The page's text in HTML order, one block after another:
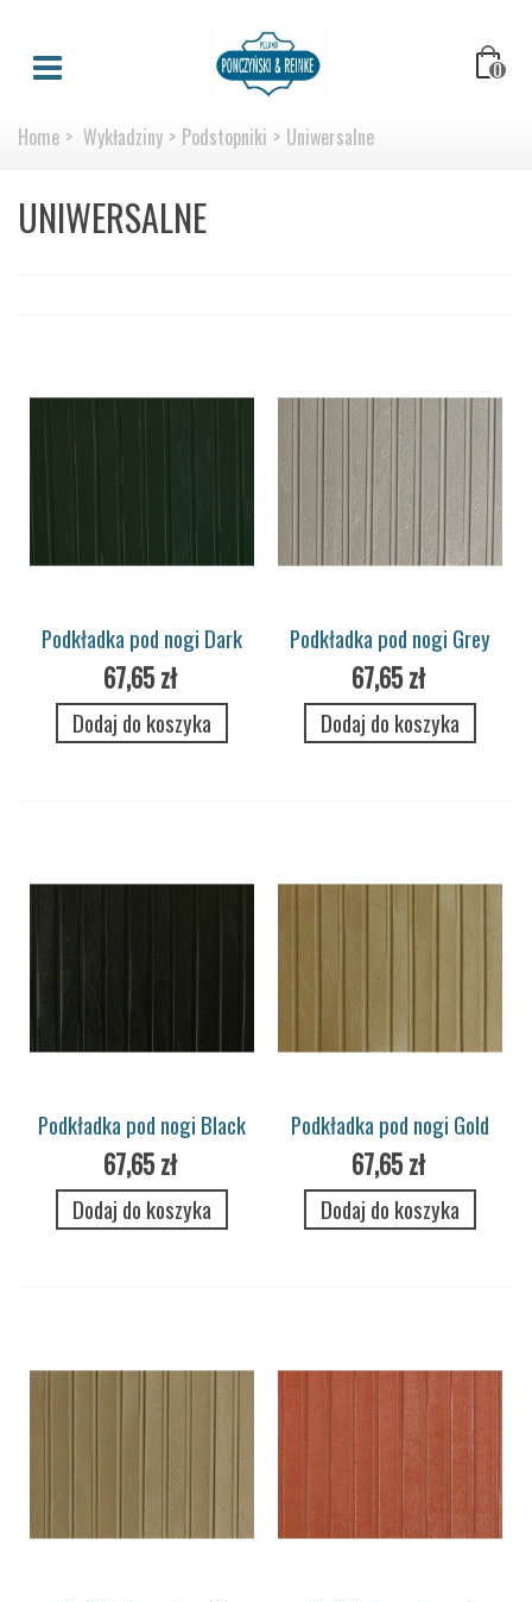
0
Home > Wykładziny > Podstopniki > Uniwersalne
UNIWERSALNE
Podkładka pod nogi Dark
Green
67,65 zł
Dodaj do koszyka
Podkładka pod nogi Grey
67,65 zł
Dodaj do koszyka
Podkładka pod nogi Black
67,65 zł
Dodaj do koszyka
Podkładka pod nogi Gold
67,65 zł
Dodaj do koszyka